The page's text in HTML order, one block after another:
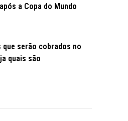
a Copa do Mundo
que serão cobrados no
quais são